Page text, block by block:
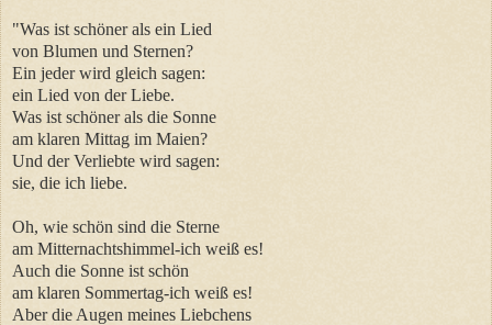
"Was ist schöner als ein Lied
von Blumen und Sternen?
Ein jeder wird gleich sagen:
ein Lied von der Liebe.
Was ist schöner als die Sonne
am klaren Mittag im Maien?
Und der Verliebte wird sagen:
sie, die ich liebe.
Oh, wie schön sind die Sterne
am Mitternachtshimmel-ich weiß es!
Auch die Sonne ist schön
am klaren Sommertag-ich weiß es!
Aber die Augen meines Liebchens